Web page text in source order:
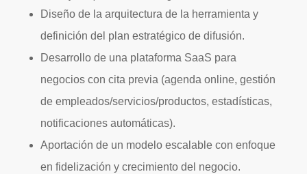
Diseño de la arquitectura de la herramienta y
definición del plan estratégico de difusión.
Desarrollo de una plataforma SaaS para
negocios con cita previa (agenda online, gestión
de empleados/servicios/productos, estadísticas,
notificaciones automáticas).
Aportación de un modelo escalable con enfoque
en fidelización y crecimiento del negocio.